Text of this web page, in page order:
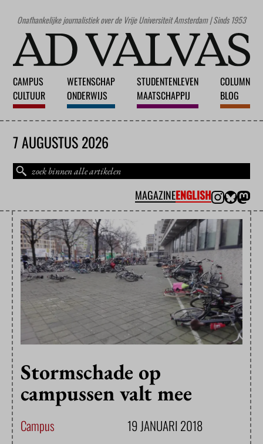
Onafhankelijke journalistiek over de Vrije Universiteit Amsterdam | Sinds 1953
CAMPUS
CULTUUR
WETENSCHAP
ONDERWIJS
STUDENTENLEVEN
MAATSCHAPPIJ
COLUMN
BLOG
7 AUGUSTUS 2026
MAGAZINEENGLISH
Stormschade op
campussen valt mee
Campus 19 JANUARI 2018